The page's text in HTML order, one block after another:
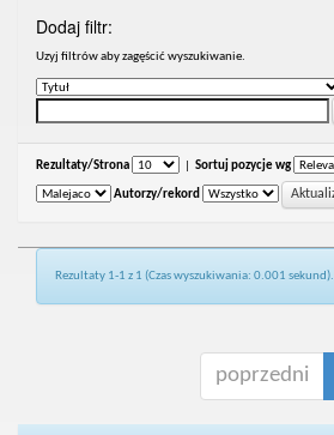
Dodaj filtr:
Uzyj filtrów aby zagęścić wyszukiwanie.
Rezultaty/Strona Sortuj pozycje wg
Autorzy/rekord
Rezultaty 1-1 z 1 (Czas wyszukiwania: 0.001 sekund).
poprzedni